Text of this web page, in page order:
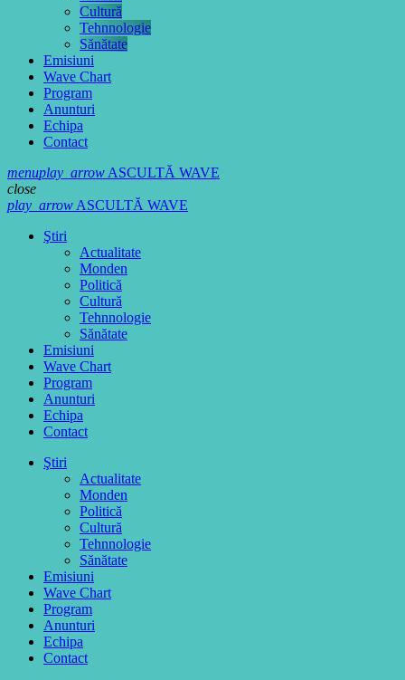
Cultură
Tehnnologie
Sănătate
Emisiuni
Wave Chart
Program
Anunturi
Echipa
Contact
menuplay_arrowASCULTĂ WAVE
close
play_arrowASCULTĂ WAVE
Ştiri
Actualitate
Monden
Politică
Cultură
Tehnnologie
Sănătate
Emisiuni
Wave Chart
Program
Anunturi
Echipa
Contact
Ştiri
Actualitate
Monden
Politică
Cultură
Tehnnologie
Sănătate
Emisiuni
Wave Chart
Program
Anunturi
Echipa
Contact